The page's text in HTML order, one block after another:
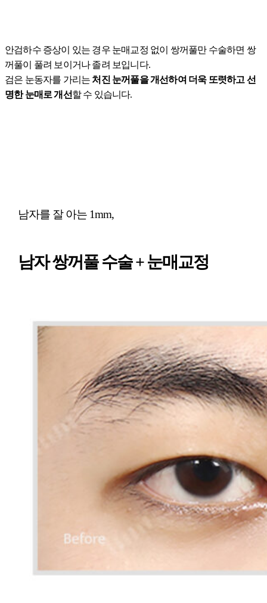
안검하수 증상이 있는 경우 눈매교정 없이 쌍꺼풀만 수술하면 쌍
꺼풀이 풀려 보이거나 졸려 보입니다.
검은 눈동자를 가리는 처진 눈꺼풀을 개선하여 더욱 또렷하고 선
명한 눈매로 개선할 수 있습니다.
남자를 잘 아는 1mm,
남자 쌍꺼풀 수술 + 눈매교정